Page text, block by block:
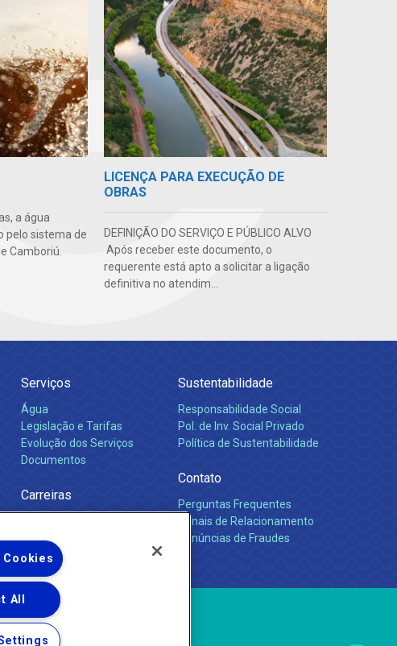
a água
pelo sistema de
Camboriú.
LICENÇA PARA EXECUÇÃO DE
OBRAS
DEFINIÇÃO DO SERVIÇO E PÚBLICO ALVO
Após receber este documento, o
requerente está apto a solicitar a ligação
definitiva no atendim...
Serviços
Água
Legislação e Tarifas
Evolução dos Serviços
Documentos
Carreiras
Sustentabilidade
Responsabilidade Social
Pol. de Inv. Social Privado
Política de Sustentabilidade
Contato
Perguntas Frequentes
Canais de Relacionamento
Denúncias de Fraudes
All